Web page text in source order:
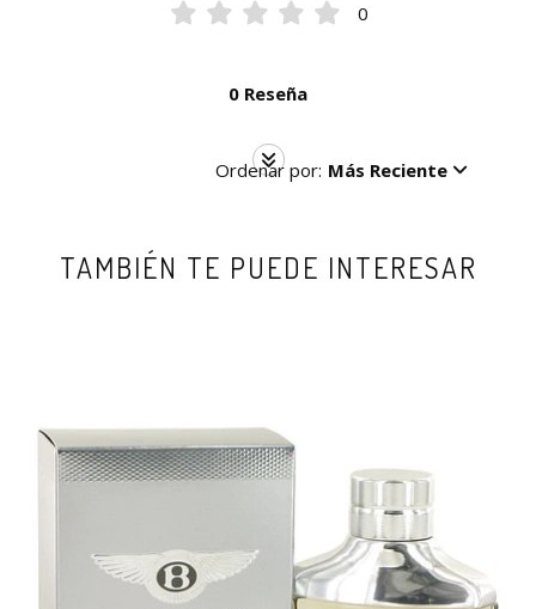
0
0 Reseña
Ordenar por: Más Reciente
TAMBIÉN TE PUEDE INTERESAR